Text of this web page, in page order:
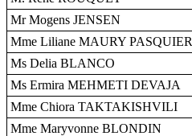
Mr Mogens JENSEN
Mme Liliane MAURY PASQUIER
Ms Delia BLANCO
Ms Ermira MEHMETI DEVAJA
Mme Chiora TAKTAKISHVILI
Mme Maryvonne BLONDIN